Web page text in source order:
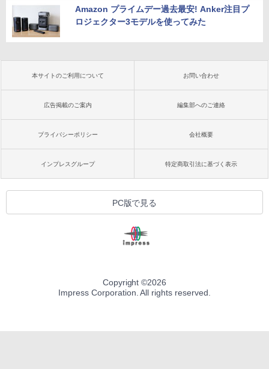
Amazon プライムデー過去最安! Anker注目プ
ロジェクター3モデルを使ってみた
本サイトのご利用について お問い合わせ
広告掲載のご案内 編集部へのご連絡
プライバシーポリシー 会社概要
インプレスグループ 特定商取引法に基づく表示
PC版で見る
Copyright ©2026
Impress Corporation. All rights reserved.